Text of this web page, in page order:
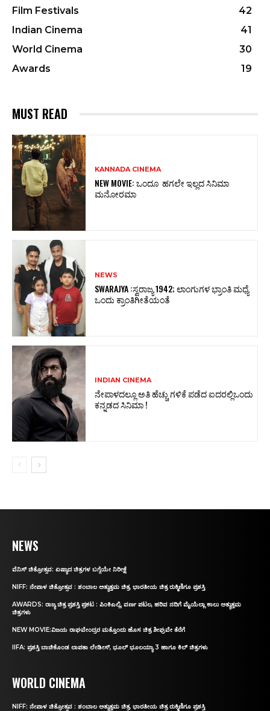
Film Festivals
42
Indian Cinema
41
World Cinema
30
Awards
19
MUST READ
KANNADA CINEMA
NEW MOVIE: ಒಂದೂ ಹಗಲೇ ಇಲ್ಲದ ಸಿನಿಮಾ
ಮನೋರಮಾ
NEWS
SWARAJYA :ಸ್ವರಾಜ್ಯ 1942; ಲಾಂಗುಗಳ ಭ್ರಾಂತಿ ಮಧ್ಯೆ
ಒಂದು ಕ್ರಾಂತಿಗೀತೆಯಂತೆ
INDIAN CINEMA
ನೇಪಾಳದಲ್ಲೂ ಅತಿ ಹೆಚ್ಚು ಗಳಿಕೆ ಪಡೆದ ಐದರಲ್ಲಿಒಂದು
ಕನ್ನಡದ ಸಿನಿಮಾ !
NEWS
ವೆನಿಸ್‌ ಚಿತ್ರೋತ್ಸವ: ಏಷ್ಯಾದ ಚಿತ್ರಗಳ ಬಗ್ಗೆಯೇ ನಿರೀಕ್ಷೆ
NIFF: ನೇಪಾಳ ಚಿತ್ರೋತ್ಸವ : ಶಂಬಾಲ ಅತ್ಯುತ್ತಮ ಚಿತ್ರ, ಭಾರತೀಯ ಚಿತ್ರ ರುಕ್ಮಿಣಿಗೂ ಪ್ರಶಸ್ತಿ
AWARDS: ರಾಜ್ಯ ಚಿತ್ರ ಪ್ರಶಸ್ತಿ ಪ್ರಕಟ : ಪಿಂಕಿಎಲ್ಲಿ, ವರ್ಣ ಪಟಲ, ಹರಿವ ನದಿಗೆ ಮೈಯೆಲ್ಲಾ ಕಾಲು ಅತ್ಯುತ್ತಮ
ಚಿತ್ರಗಳು
NEW MOVIE:ವಿಜಯ ರಾಘವೇಂದ್ರರ ಮತ್ತೊಂದು ಹೊಸ ಚಿತ್ರ ಶೀಘ್ರವೇ ತೆರೆಗೆ
IIFA: ಪ್ರಶಸ್ತಿ ಬಾಚಿಕೊಂಡ ಲಾಪತಾ ಲೇಡೀಸ್‌, ಭೂಲ್‌ ಭೂಲಯ್ಯಾ 3 ಹಾಗೂ ಕಿಲ್‌ ಚಿತ್ರಗಳು
WORLD CINEMA
NIFF: ನೇಪಾಳ ಚಿತ್ರೋತ್ಸವ : ಶಂಬಾಲ ಅತ್ಯುತ್ತಮ ಚಿತ್ರ, ಭಾರತೀಯ ಚಿತ್ರ ರುಕ್ಮಿಣಿಗೂ ಪ್ರಶಸ್ತಿ